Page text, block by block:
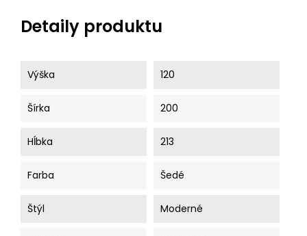
Detaily produktu
Výška 120
Šírka 200
Hĺbka 213
Farba Šedé
Štýl Moderné